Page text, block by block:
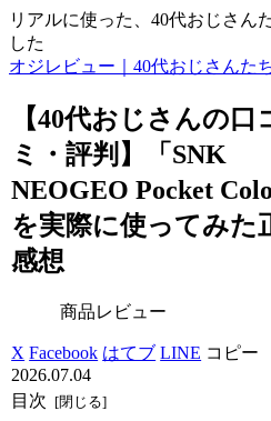
リアルに使った、40代おじさん
した
オジレビュー｜40代おじさんた
【40代おじさんの口
ミ・評判】「SNK
NEOGEO Pocket
を実際に使ってみた
感想
商品レビュー
X Facebook はてブ LINE コピー
2026.07.04
目次